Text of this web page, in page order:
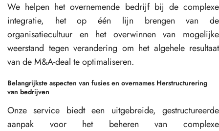
We helpen het overnemende bedrijf bij de complexe
integratie, het op één lijn brengen van de
organisatiecultuur en het overwinnen van mogelijke
weerstand tegen verandering om het algehele resultaat
van de M&A-deal te optimaliseren.
Belangrijkste aspecten van fusies en overnames Herstructurering
van bedrijven
Onze service biedt een uitgebreide, gestructureerde
aanpak voor het beheren van complexe